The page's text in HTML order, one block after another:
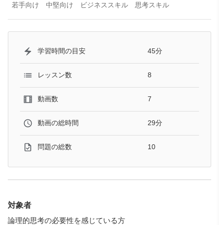
若手向け 中堅向け ビジネススキル 思考スキル
学習時間の目安 45分
レッスン数 8
動画数 7
動画の総時間 29分
問題の総数 10
対象者
論理的思考の必要性を感じている方